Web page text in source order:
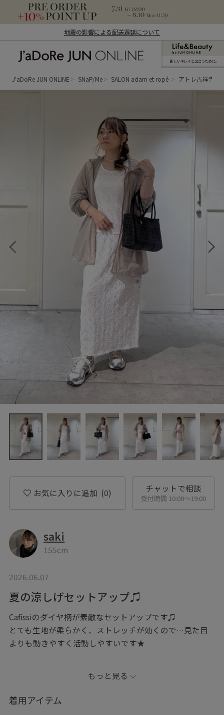
地震の影響による配送遅延について
ン オンライン）
新しいキレイと出合うために。
J'aDoRe JUN ONLINE SNaP/Me SALON adam et ropé アトレ吉祥寺
お気に入りに追加 (0) チャットで相談
受付時間 10:00〜19:00
saki
155cm
2026.06.07
夏の涼しげセットアップ♫
Cafissiのダイヤ柄が素敵なセットアップです♫
とても生地が柔らかく、ストレッチが効くので…見た目
よりも動きやすく活動しやすいです★
なナイロンなのでカジュアルになりすぎないです。
スニーカーは合わせやすく、履き心地の良いasicsにしま
もっと見る
着用アイテム